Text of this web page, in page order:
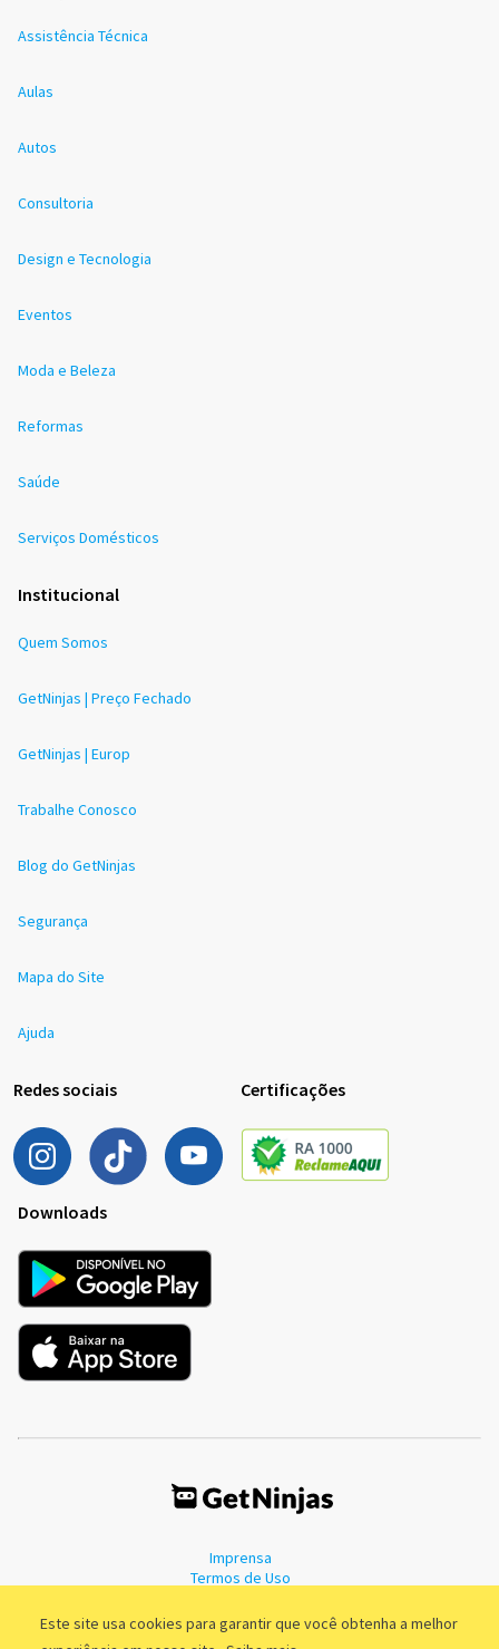
Este site usa cookies para garantir que você obtenha a melhor
Assistência Técnica
Aulas
Autos
Consultoria
Design e Tecnologia
Eventos
Moda e Beleza
Reformas
Saúde
Serviços Domésticos
Institucional
Quem Somos
GetNinjas | Preço Fechado
GetNinjas | Europ
Trabalhe Conosco
Blog do GetNinjas
Segurança
Mapa do Site
Ajuda
Redes sociais Certificações
Downloads
Imprensa
Termos de Uso